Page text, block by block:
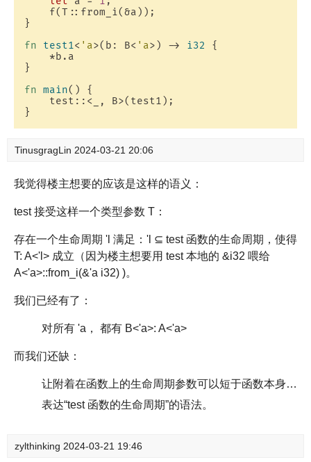
    f(T::from_i(&a));
}
fn
test1< 'a>(b: B< 'a>) -> i32
{
    *b.a
}
fn main() {
    test::<_, B>(test1);
TinusgragLin 2024-03-21 20:06
我觉得楼主想要的应该是这样的语义：
test 接受这样一个类型参数 T：
存在一个生命周期 'l 满足：'l ⊆ test 函数的生命周期，使得
T: A<'l> 成立（因为楼主想要用 test 本地的 &i32 喂给
A<'a>::from_i(&'a i32) )。
我们已经有了：
对所有 'a， 都有 B<'a>: A<'a>
而我们还缺：
让附着在函数上的生命周期参数可以短于函数本身生命周期的feature。
表达“test 函数的生命周期”的语法。
zylthinking 2024-03-21 19:46